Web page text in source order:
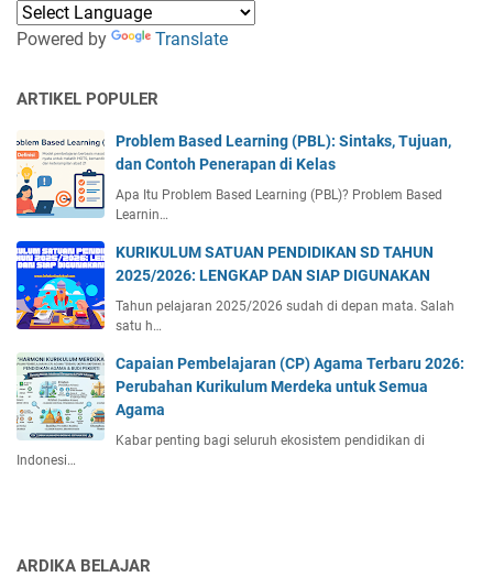
Powered by Translate
ARTIKEL POPULER
Problem Based Learning (PBL): Sintaks, Tujuan,
dan Contoh Penerapan di Kelas
Apa Itu Problem Based Learning (PBL)? Problem Based
Learnin…
KURIKULUM SATUAN PENDIDIKAN SD TAHUN
2025/2026: LENGKAP DAN SIAP DIGUNAKAN
Tahun pelajaran 2025/2026 sudah di depan mata. Salah
satu h…
Capaian Pembelajaran (CP) Agama Terbaru 2026:
Perubahan Kurikulum Merdeka untuk Semua
Agama
Kabar penting bagi seluruh ekosistem pendidikan di
Indonesi…
ARDIKA BELAJAR